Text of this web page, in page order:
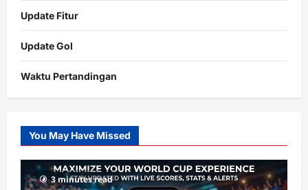
Update Fitur
Update Gol
Waktu Pertandingan
Slot
Gacor
RTP
terupdate
You May Have Missed
3 minutes read